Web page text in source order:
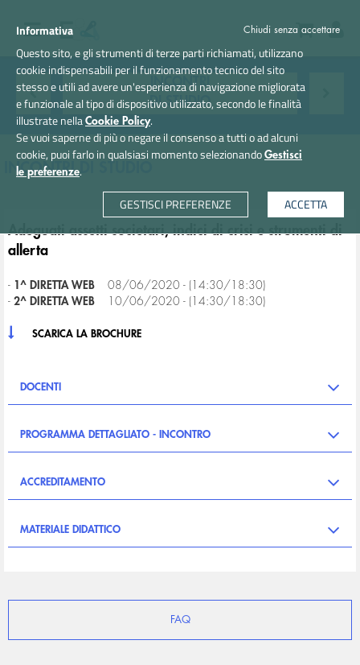
INCONTRI
DI STUDIO
INCONTRI DI STUDIO
Adeguati assetti societari, indici di crisi e strumenti di
allerta
- 1^ DIRETTA WEB 08/06/2020 - (14:30/18:30)
- 2^ DIRETTA WEB 10/06/2020 - (14:30/18:30)
SCARICA LA BROCHURE
DOCENTI
PROGRAMMA DETTAGLIATO - INCONTRO
ACCREDITAMENTO
MATERIALE DIDATTICO
FAQ
Chiudi senza accettare
Informativa
Questo sito, e gli strumenti di terze parti richiamati, utilizzano
cookie indispensabili per il funzionamento tecnico del sito
stesso e utili ad avere un'esperienza di navigazione migliorata
e funzionale al tipo di dispositivo utilizzato, secondo le finalità
illustrate nella Cookie Policy.
Se vuoi saperne di più o negare il consenso a tutti o ad alcuni
cookie, puoi farlo in qualsiasi momento selezionando Gestisci
le preferenze.
GESTISCI PREFERENZE
ACCETTA